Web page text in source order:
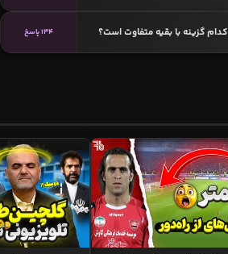
کدام گزینه با بقیه متفاوت است؟ 134 پاسخ